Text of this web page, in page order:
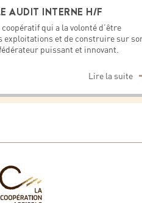
AUDIT INTERNE H/F
qui a la volonté d’être
exploitations et de construire sur
puissant et innovant.
Lire la suite